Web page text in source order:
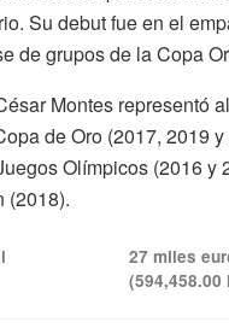
Su debut fue en el
de grupos de la Copa
Montes representó
de Oro (2017, 2019
Olímpicos (2016 y
(2018).
27 miles
(594,458.00